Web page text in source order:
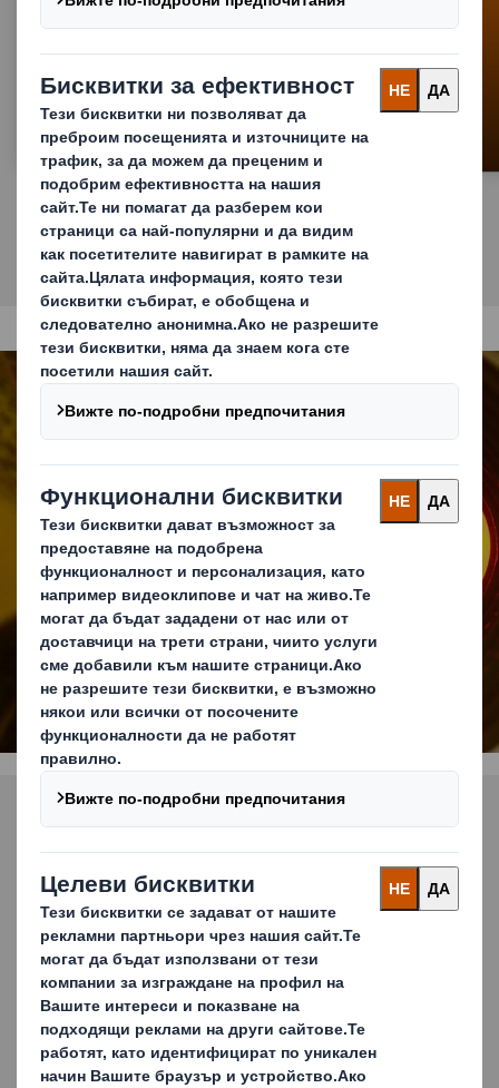
Facebook
Нашите истории
НАУЧЕТЕ ПОВЕЧЕ
Запитвания от медиите
Искате да се свържете с нашия
медиен екип като журналист или
редактор? Тук можете да намерите
данни за контакт за допълнителни
запитвания и материали.